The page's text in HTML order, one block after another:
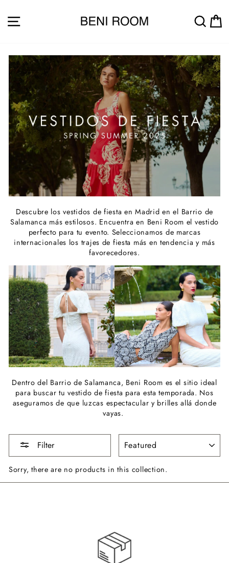
content
SITE NAVIGATION
Descubre los vestidos de fiesta en Madrid en el Barrio de
Salamanca más estilosos. Encuentra en Beni Room el vestido
perfecto para tu evento. Seleccionamos de marcas
internacionales los trajes de fiesta más en tendencia y más
favorecedores.
Dentro del Barrio de Salamanca, Beni Room es el sitio ideal
para buscar tu vestido de fiesta para esta temporada. Nos
aseguramos de que luzcas espectacular y brilles allá donde
vayas.
Filter
Sorry, there are no products in this collection.